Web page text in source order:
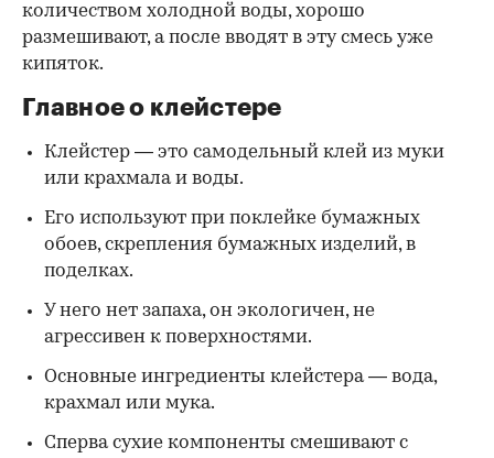
количеством холодной воды, хорошо
размешивают, а после вводят в эту смесь уже
кипяток.
Главное о клейстере
Клейстер — это самодельный клей из муки
или крахмала и воды.
Его используют при поклейке бумажных
обоев, скрепления бумажных изделий, в
поделках.
У него нет запаха, он экологичен, не
агрессивен к поверхностями.
Основные ингредиенты клейстера — вода,
крахмал или мука.
Сперва сухие компоненты смешивают с